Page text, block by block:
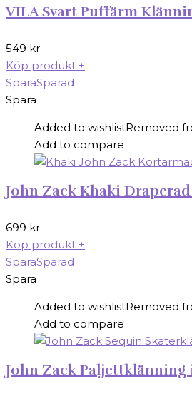
VILA Svart Puffärm
549 kr
Köp produkt +
SparaSparad
Spara
Added to wishlistRemoved
Add to compare
John Zack Khaki
699 kr
Köp produkt +
SparaSparad
Spara
Added to wishlistRemoved
Add to compare
John Zack Paljettklänning